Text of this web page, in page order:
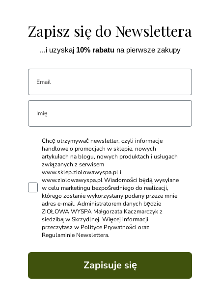
Zapisz się do Newslettera
...i uzyskaj10% rabatuna pierwsze zakupy
Chcę otrzymywać newsletter, czyli informacje
handlowe o promocjach w sklepie, nowych
artykułach na blogu, nowych produktach i usługach
związanych z serwisem
www.sklep.ziolowawyspa.pl i
www.ziolowawyspa.pl Wiadomości będą wysyłane
w celu marketingu bezpośredniego do realizacji,
którego zostanie wykorzystany podany przeze mnie
adres e-mail. Administratorem danych będzie
ZIOŁOWA WYSPA Małgorzata Kaczmarczyk z
siedzibą w Skrzydlnej. Więcej informacji
przeczytasz w Polityce Prywatności oraz
Regulaminie Newslettera.
Zapisuje się